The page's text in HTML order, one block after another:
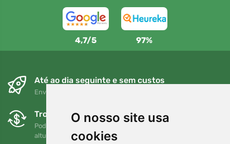
O nosso site usa
cookies
4,7/5 97%
Até ao dia seguinte e sem custos
Envio gratuito para encomendas superiores a 80 EUR
Trocas e devoluções gratuitas
Pode devolver ou trocar a sua encomenda em qualquer
altura no prazo de 90 dias